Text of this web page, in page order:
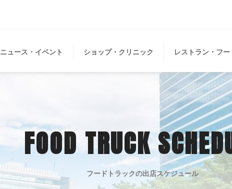
ニュース・イベント ショップ・クリニック レストラン・フー
FOOD TRUCK
フードトラックの出店スケジュール